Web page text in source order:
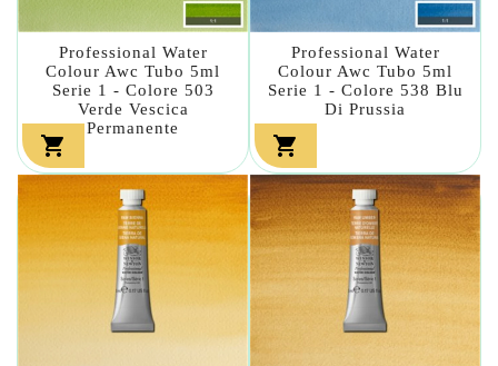
Professional Water
Colour Awc Tubo 5ml
Serie 1 - Colore 503
Verde Vescica
Permanente

Professional Water
Colour Awc Tubo 5ml
Serie 1 - Colore 538 Blu
Di Prussia
